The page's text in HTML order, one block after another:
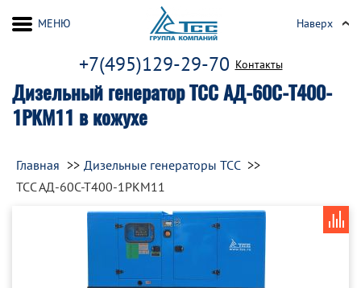
Дизельный генератор ТСС АД-60С-Т400-
1РКМ11 в кожухе
+7(495)129-29-70 Контакты
МЕНЮ Наверх
Главная
Дизельные генераторы ТСС
ТСС АД-60С-Т400-1РКМ11